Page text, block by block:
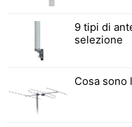
9 tipi di
selezione
Cosa sono